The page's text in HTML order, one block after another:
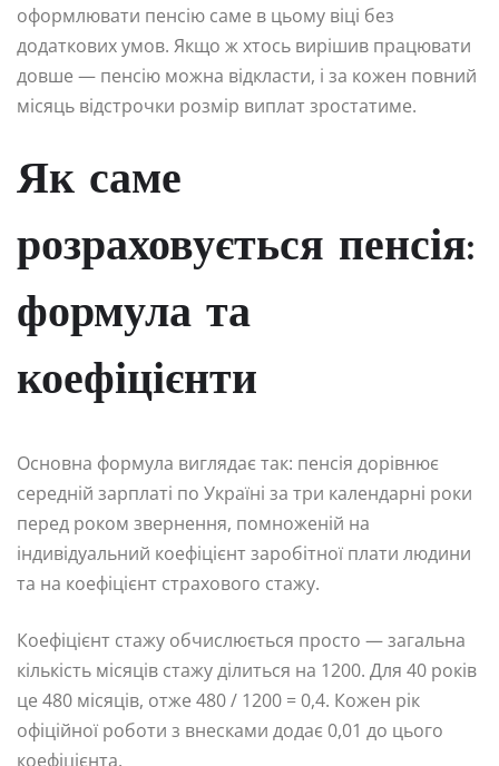
оформлювати пенсію саме в цьому віці без
додаткових умов. Якщо ж хтось вирішив працювати
довше — пенсію можна відкласти, і за кожен повний
місяць відстрочки розмір виплат зростатиме.
Як саме
розраховується пенсія:
формула та
коефіцієнти
Основна формула виглядає так: пенсія дорівнює
середній зарплаті по Україні за три календарні роки
перед роком звернення, помноженій на
індивідуальний коефіцієнт заробітної плати людини
та на коефіцієнт страхового стажу.
Коефіцієнт стажу обчислюється просто — загальна
кількість місяців стажу ділиться на 1200. Для 40 років
це 480 місяців, отже 480 / 1200 = 0,4. Кожен рік
офіційної роботи з внесками додає 0,01 до цього
коефіцієнта.